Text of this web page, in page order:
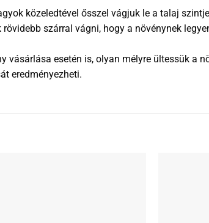
közeledtével ősszel vágjuk le a talaj
szárral vágni, hogy a növénynek
vásárlása esetén is, olyan mélyre ültessük a
eredményezheti.